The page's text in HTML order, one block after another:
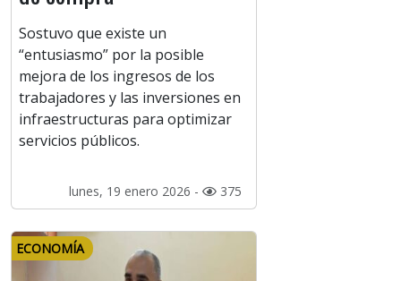
Sostuvo que existe un
“entusiasmo” por la posible
mejora de los ingresos de los
trabajadores y las inversiones en
infraestructuras para optimizar
servicios públicos.
lunes, 19 enero 2026 - 375
ECONOMÍA